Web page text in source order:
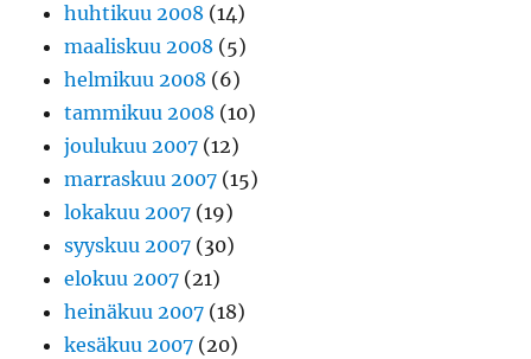
huhtikuu 2008 (14)
maaliskuu 2008 (5)
helmikuu 2008 (6)
tammikuu 2008 (10)
joulukuu 2007 (12)
marraskuu 2007 (15)
lokakuu 2007 (19)
syyskuu 2007 (30)
elokuu 2007 (21)
heinäkuu 2007 (18)
kesäkuu 2007 (20)